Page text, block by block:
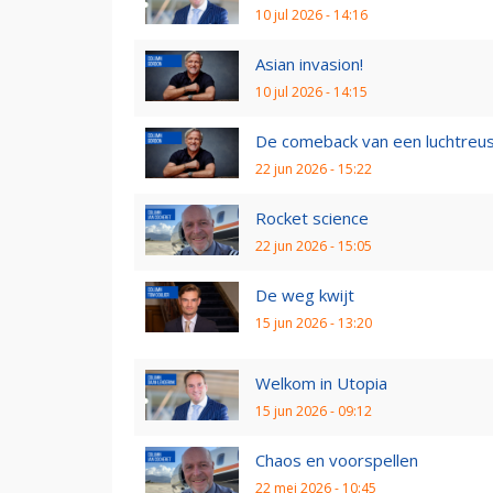
10 jul 2026 - 14:16
Asian invasion!
10 jul 2026 - 14:15
De comeback van een
22 jun 2026 - 15:22
Rocket science
22 jun 2026 - 15:05
De weg kwijt
15 jun 2026 - 13:20
Welkom in Utopia
15 jun 2026 - 09:12
Chaos en voorspellen
22 mei 2026 - 10:45